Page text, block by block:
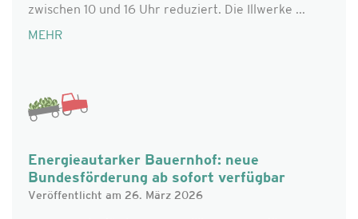
zwischen 10 und 16 Uhr reduziert. Die Illwerke ...
MEHR
Energieautarker Bauernhof: neue
Bundesförderung ab sofort verfügbar
Veröffentlicht am 26. März 2026